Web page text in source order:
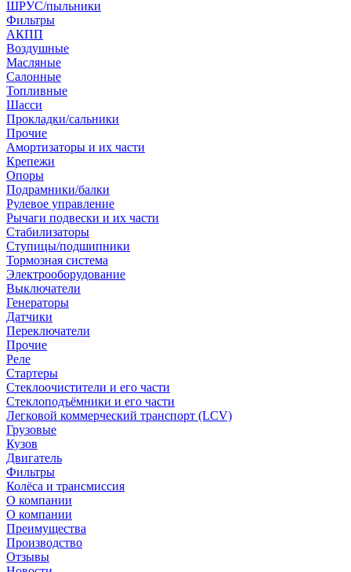
ШРУС/пыльники
Фильтры
АКПП
Воздушные
Масляные
Салонные
Топливные
Шасси
Прокладки/сальники
Прочие
Амортизаторы и их части
Крепежи
Опоры
Подрамники/балки
Рулевое управление
Рычаги подвески и их части
Стабилизаторы
Ступицы/подшипники
Тормозная система
Электрооборудование
Выключатели
Генераторы
Датчики
Переключатели
Прочие
Реле
Стартеры
Стеклоочистители и его части
Стеклоподъёмники и его части
Легковой коммерческий транспорт (LCV)
Грузовые
Кузов
Двигатель
Фильтры
Колёса и трансмиссия
О компании
О компании
Преимущества
Производство
Отзывы